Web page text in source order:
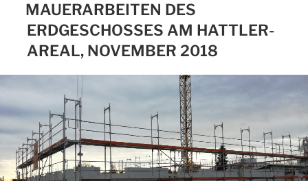
MAUERARBEITEN DES
ERDGESCHOSSES AM HATTLER-
AREAL, NOVEMBER 2018